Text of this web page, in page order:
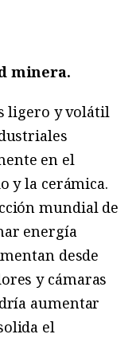
minera.
ligero y volátil
en el
y la cerámica.
mundial de
energía
desde
y cámaras
aumentar
el